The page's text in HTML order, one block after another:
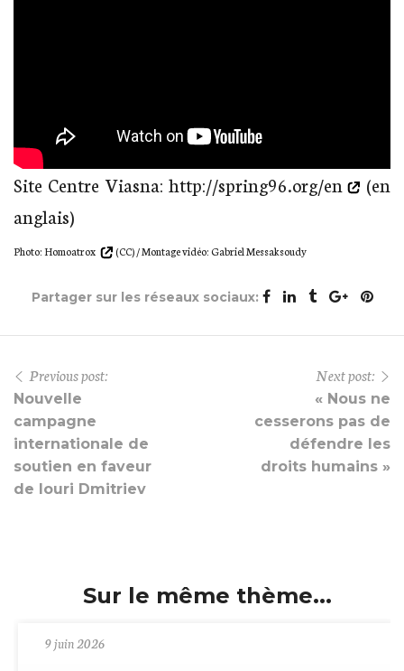
Site Centre Viasna: http://spring96.org/en
(en
anglais)
Photo:Homoatrox (CC) / Montage vidéo: Gabriel Messaksoudy
Partager sur les réseaux sociaux:
Previous post:
Nouvelle
campagne
internationale de
soutien en faveur
de Iouri Dmitriev
Next post:
« Nous ne
cesserons pas de
défendre les
droits humains »
Sur le même thème...
9 juin 2026